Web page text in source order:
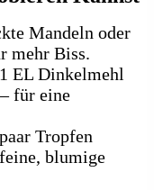
Mandeln oder
mehr Biss.
EL Dinkelmehl
für eine
Tropfen
blumige